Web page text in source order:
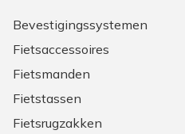
Bevestigingssystemen
Fietsaccessoires
Fietsmanden
Fietstassen
Fietsrugzakken